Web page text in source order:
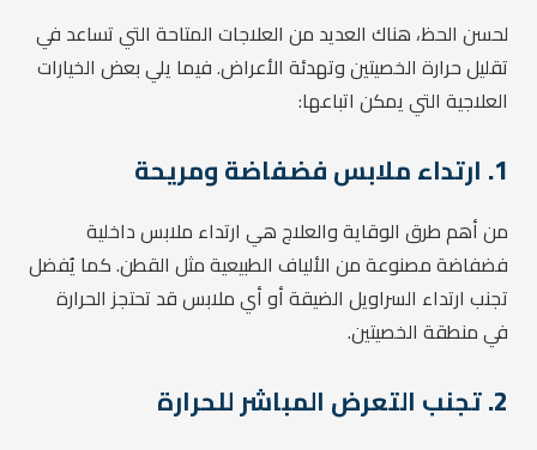
لحسن الحظ، هناك العديد من العلاجات المتاحة التي تساعد في
تقليل حرارة الخصيتين وتهدئة الأعراض. فيما يلي بعض الخيارات
العلاجية التي يمكن اتباعها:
1. ارتداء ملابس فضفاضة ومريحة
من أهم طرق الوقاية والعلاج هي ارتداء ملابس داخلية
فضفاضة مصنوعة من الألياف الطبيعية مثل القطن. كما يُفضل
تجنب ارتداء السراويل الضيقة أو أي ملابس قد تحتجز الحرارة
في منطقة الخصيتين.
2. تجنب التعرض المباشر للحرارة